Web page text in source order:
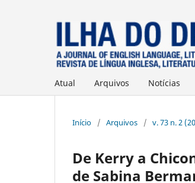
Atual Arquivos Notícias
Início / Arquivos / v. 73 n. 2
De Kerry a
de Sabina